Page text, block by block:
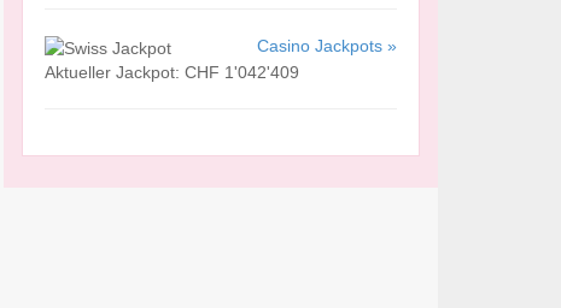
Casino Jackpots »
Aktueller Jackpot: CHF 1'042'409